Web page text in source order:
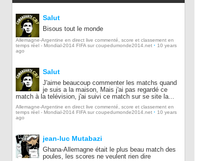
Salut
Bisous tout le monde
Allemagne-Argentine en direct live commenté, score et classement en
temps réel - Mondial-2014 FIFA sur coupedumonde2014.net · 10 years
ago
Salut
J'aime beaucoup commenter les matchs quand
je suis a la maison, Mais j'ai pas regardé ce
match à la telévision, j'ai suivi ce match sur se site la...
Allemagne-Argentine en direct live commenté, score et classement en
temps réel - Mondial-2014 FIFA sur coupedumonde2014.net · 10 years
ago
jean-luc Mutabazi
Ghana-Allemagne était le plus beau match des
poules, les scores ne veulent rien dire